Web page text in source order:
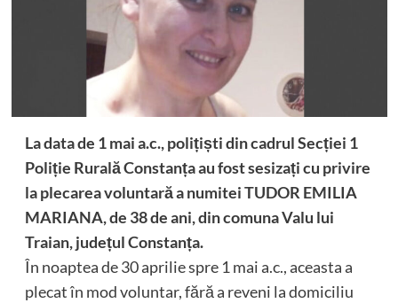
La data de 1 mai a.c., polițiști din cadrul Secției 1
Poliție Rurală Constanța au fost sesizați cu privire
la plecarea voluntară a numitei TUDOR EMILIA
MARIANA, de 38 de ani, din comuna Valu lui
Traian, județul Constanța.
În noaptea de 30 aprilie spre 1 mai a.c., aceasta a
plecat în mod voluntar, fără a reveni la domiciliu